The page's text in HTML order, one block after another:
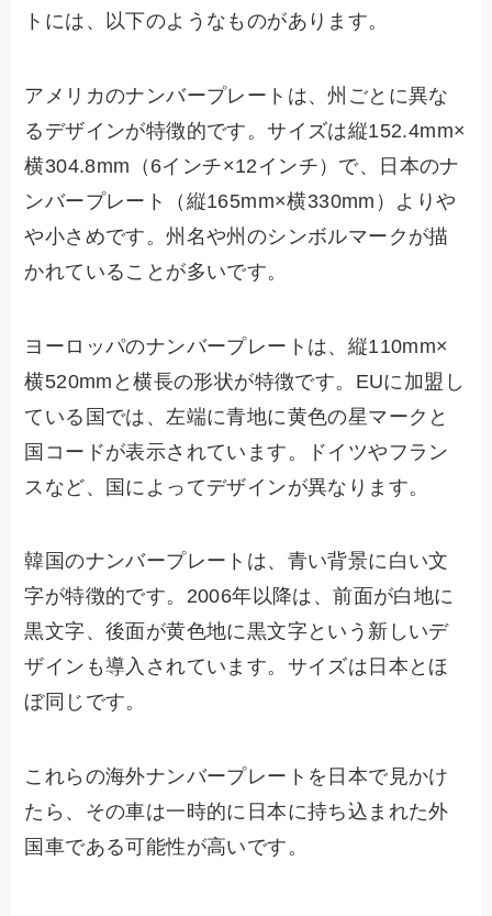
トには、以下のようなものがあります。
アメリカのナンバープレートは、州ごとに異な
るデザインが特徴的です。サイズは縦152.4mm×
横304.8mm（6インチ×12インチ）で、日本のナ
ンバープレート（縦165mm×横330mm）よりや
や小さめです。州名や州のシンボルマークが描
かれていることが多いです。
ヨーロッパのナンバープレートは、縦110mm×
横520mmと横長の形状が特徴です。EUに加盟し
ている国では、左端に青地に黄色の星マークと
国コードが表示されています。ドイツやフラン
スなど、国によってデザインが異なります。
韓国のナンバープレートは、青い背景に白い文
字が特徴的です。2006年以降は、前面が白地に
黒文字、後面が黄色地に黒文字という新しいデ
ザインも導入されています。サイズは日本とほ
ぼ同じです。
これらの海外ナンバープレートを日本で見かけ
たら、その車は一時的に日本に持ち込まれた外
国車である可能性が高いです。